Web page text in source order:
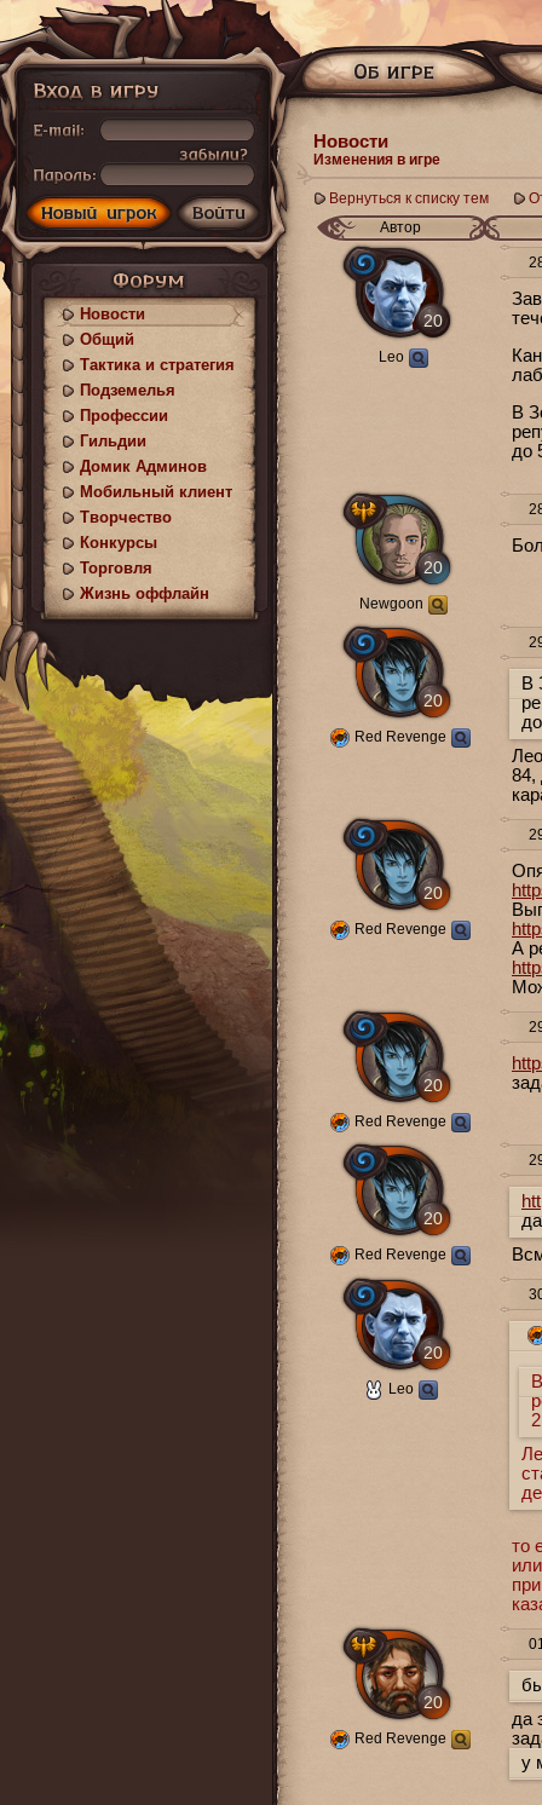
Новости
Изменения в игре
Вернуться к списку тем
Автор
20
Leo
В
до
20
Newgoon
20
Red Revenge
В
84,
20
Red Revenge
А
20
Red Revenge
20
Red Revenge
20
Leo
то
20
Red Revenge
да
у
Новости
Общий
Тактика и стратегия
Подземелья
Профессии
Гильдии
Домик Админов
Мобильный клиент
Творчество
Конкурсы
Торговля
Жизнь оффлайн